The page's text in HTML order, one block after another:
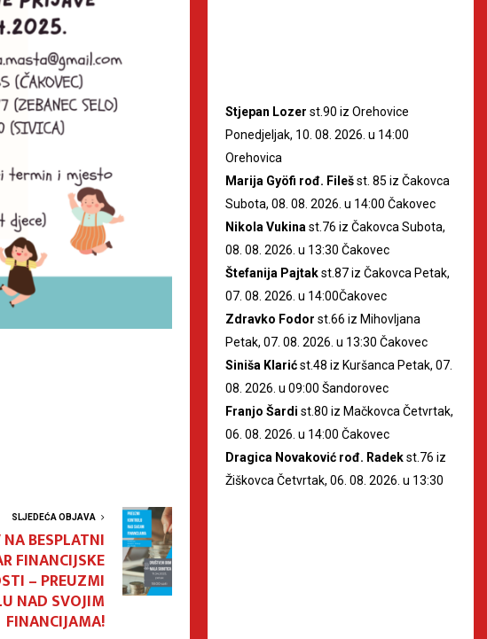
SLJEDEĆA OBJAVA
BESPLATNI
FINANCIJSKE
– PREUZMI
NAD SVOJIM
FINANCIJAMA!
Stjepan Lozer st.90 iz Orehovice
Ponedjeljak, 10. 08. 2026. u 14:00
Orehovica
Marija Gyöfi rođ. Filešst. 85 iz Čakovca
Subota, 08. 08. 2026. u 14:00 Čakovec
Nikola Vukina st.76 iz Čakovca Subota,
08. 08. 2026. u 13:30 Čakovec
Štefanija Pajtakst.87 iz Čakovca Petak,
07. 08. 2026. u 14:00Čakovec
Zdravko Fodor st.66 iz Mihovljana
Petak, 07. 08. 2026. u 13:30 Čakovec
Siniša Klarićst.48 iz Kuršanca Petak, 07.
08. 2026. u 09:00 Šandorovec
Franjo Šardi st.80 iz Mačkovca Četvrtak,
06. 08. 2026. u 14:00 Čakovec
Dragica Novaković rođ. Radekst.76 iz
Žiškovca Četvrtak, 06. 08. 2026. u 13:30